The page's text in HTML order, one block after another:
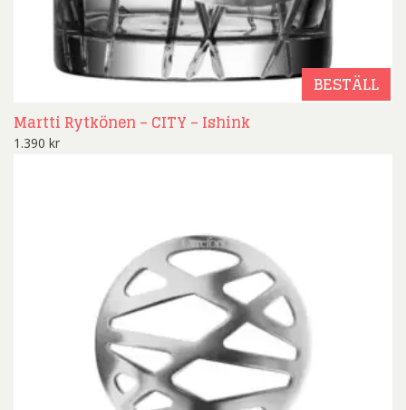
BESTÄLL
Martti Rytkönen – CITY – Ishink
1.390 kr